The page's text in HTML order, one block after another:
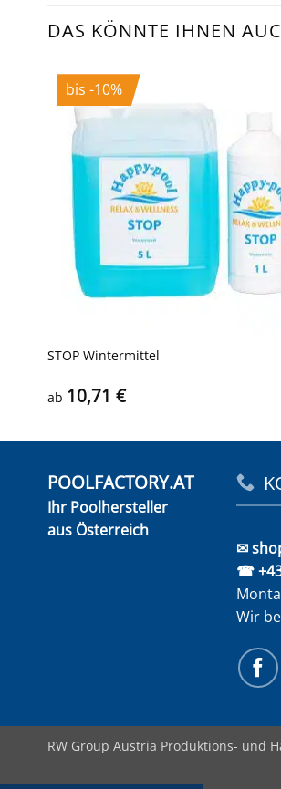
DAS KÖNNTE IHNEN
bis -10%
STOP Wintermittel
ab 10,71 €
POOLFACTORY.AT
Ihr Poolhersteller
aus Österreich
✉
☎ +43
Wir
RW Group Austria Produktions- und